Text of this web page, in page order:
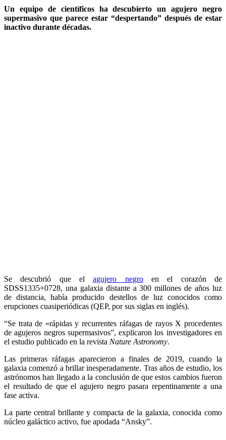
Un equipo de científicos ha descubierto un agujero negro
supermasivo que parece estar “despertando” después de estar
inactivo durante décadas.
Se descubrió que elagujero negroen el corazón de
SDSS1335+0728, una galaxia distante a 300 millones de años luz
de distancia, había producido destellos de luz conocidos como
erupciones cuasiperiódicas (QEP, por sus siglas en inglés).
“Se trata de «rápidas y recurrentes ráfagas de rayos X procedentes
de agujeros negros supermasivos”, explicaron los investigadores en
el estudio publicado en la revista Nature Astronomy.
Las primeras ráfagas aparecieron a finales de 2019, cuando la
galaxia comenzó a brillar inesperadamente. Tras años de estudio, los
astrónomos han llegado a la conclusión de que estos cambios fueron
el resultado de que el agujero negro pasara repentinamente a una
fase activa.
La parte central brillante y compacta de la galaxia, conocida como
núcleo galáctico activo, fue apodada “Ansky”.